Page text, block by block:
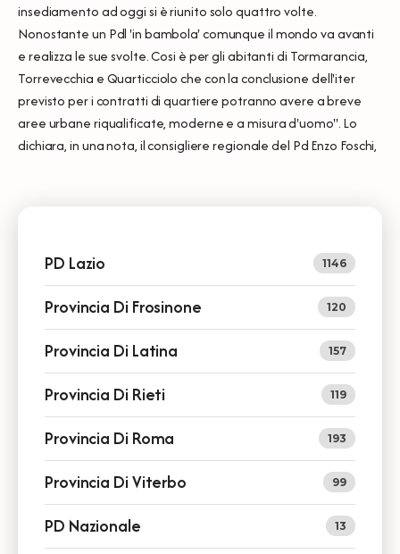
insediamento ad oggi si è riunito solo quattro volte.
Nonostante un Pdl 'in bambola' comunque il mondo va avanti
e realizza le sue svolte. Cosi è per gli abitanti di Tormarancia,
Torrevecchia e Quarticciolo che con la conclusione dell'iter
previsto per i contratti di quartiere potranno avere a breve
aree urbane riqualificate, moderne e a misura d'uomo". Lo
dichiara, in una nota, il consigliere regionale del Pd Enzo Foschi,
PD Lazio 1146
Provincia Di Frosinone 120
Provincia Di Latina 157
Provincia Di Rieti 119
Provincia Di Roma 193
Provincia Di Viterbo 99
PD Nazionale 13